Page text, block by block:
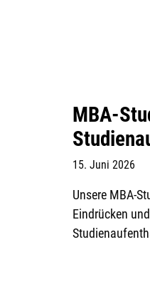
MBA-
15. Juni 2026
Unsere MBA-
Eindrücken